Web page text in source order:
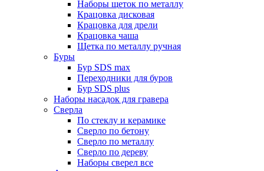
Наборы щеток по металлу
Крацовка дисковая
Крацовка для дрели
Крацовка чаша
Щетка по металлу ручная
Буры
Бур SDS max
Переходники для буров
Бур SDS plus
Наборы насадок для гравера
Сверла
По стеклу и керамике
Сверло по бетону
Сверло по металлу
Сверло по дереву
Наборы сверел все